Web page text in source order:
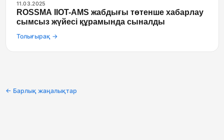
11.03.2025
ROSSMA IIOT-AMS жабдығы төтенше хабарлау
сымсыз жүйесі құрамында сыналды
Толығырақ →
← Барлық жаңалықтар